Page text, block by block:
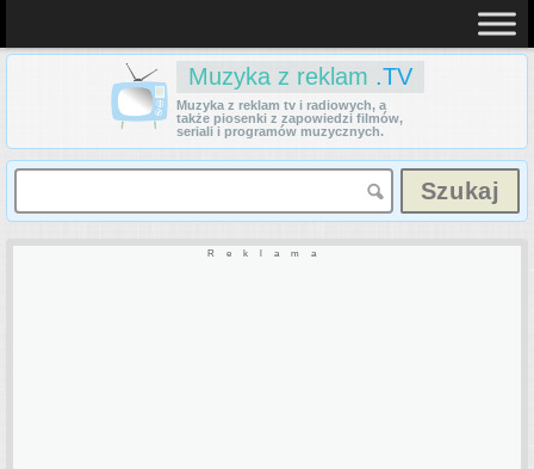
Muzyka z reklam .TV
Muzyka z reklam tv i radiowych, a
także piosenki z zapowiedzi filmów,
seriali i programów muzycznych.
Reklama